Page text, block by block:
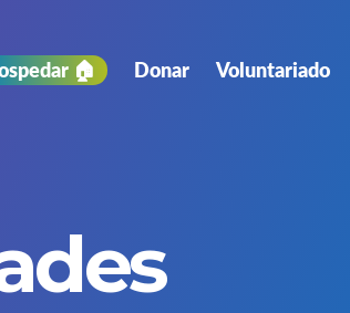
🏠 Donar Voluntariado